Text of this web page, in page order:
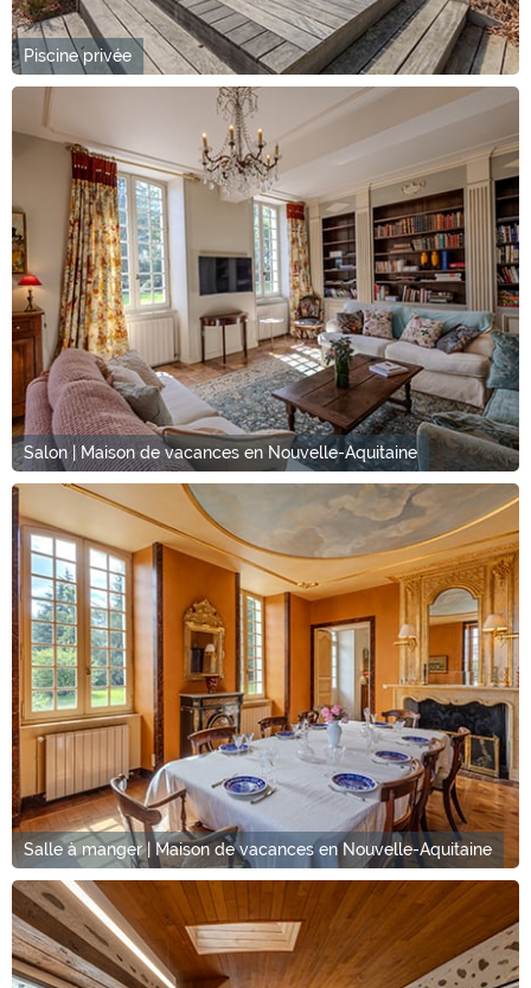
Piscine privée
Salon | Maison de vacances en Nouvelle-Aquitaine
Salle à manger | Maison de vacances en Nouvelle-Aquitaine